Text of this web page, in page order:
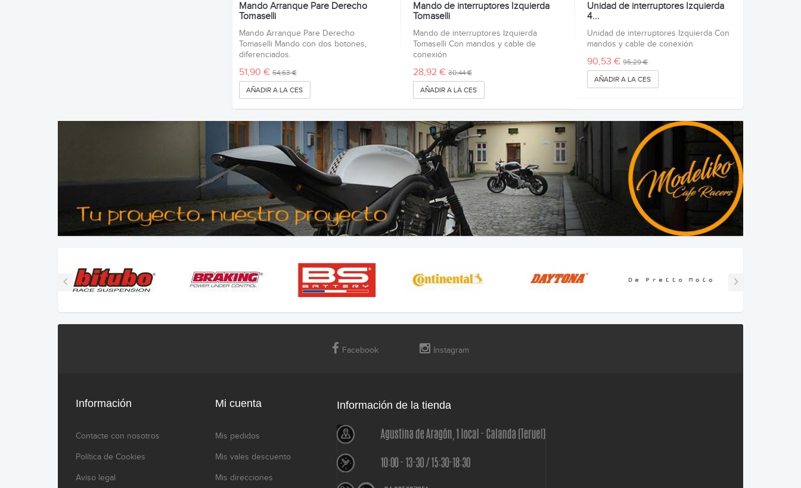
Mando Arranque Pare Derecho
Tomaselli
Mando Arranque Pare Derecho
Tomaselli Mando con dos botones,
diferenciados.
51,90 € 54,63 €
AÑADIR A LA CESTA
Mando de interruptores Izquierda
Tomaselli
Mando de interruptores Izquierda
Tomaselli Con mandos y cable de
conexión
28,92 € 30,44 €
AÑADIR A LA CESTA
Unidad de interruptores Izquierda
4...
Unidad de interruptores Izquierda Con
mandos y cable de conexión
90,53 € 95,29 €
AÑADIR A LA CESTA
Facebook Instagram
Información
Contacte con nosotros
Política de Cookies
Aviso legal
Mi cuenta
Mis pedidos
Mis vales descuento
Mis direcciones
Información de la tienda